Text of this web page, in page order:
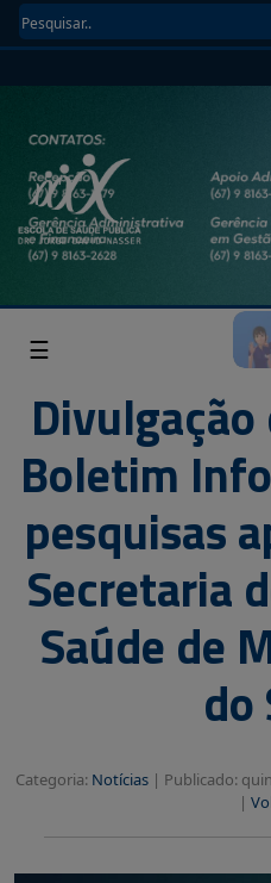
☰
Boletim
pesquisas
Secretaria
Saúde de
do
Categoria: Notícias | Publicado:
|